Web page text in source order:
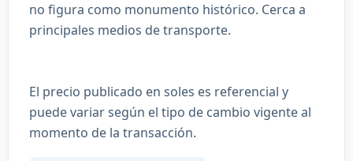
no figura como monumento histórico. Cerca a
principales medios de transporte.
El precio publicado en soles es referencial y
puede variar según el tipo de cambio vigente al
momento de la transacción.